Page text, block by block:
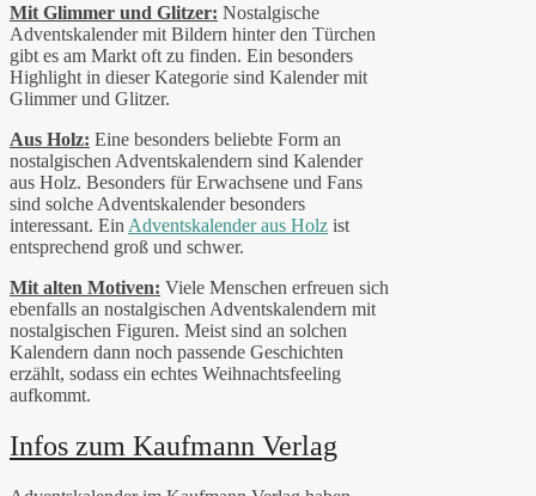
Mit Glimmer und Glitzer: Nostalgische
Adventskalender mit Bildern hinter den Türchen
gibt es am Markt oft zu finden. Ein besonders
Highlight in dieser Kategorie sind Kalender mit
Glimmer und Glitzer.
Aus Holz: Eine besonders beliebte Form an
nostalgischen Adventskalendern sind Kalender
aus Holz. Besonders für Erwachsene und Fans
sind solche Adventskalender besonders
interessant. Ein Adventskalender aus Holz ist
entsprechend groß und schwer.
Mit alten Motiven: Viele Menschen erfreuen sich
ebenfalls an nostalgischen Adventskalendern mit
nostalgischen Figuren. Meist sind an solchen
Kalendern dann noch passende Geschichten
erzählt, sodass ein echtes Weihnachtsfeeling
aufkommt.
Infos zum Kaufmann Verlag